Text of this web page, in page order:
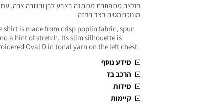
מונוכרומטית בצד החזה
shirt is made from crisp poplin fabric, spun
a hint of stretch. Its slim silhouette is
Oval D in tonal yarn on the left chest.
מידע נוסף
הרכב בד
מידות
קיימות